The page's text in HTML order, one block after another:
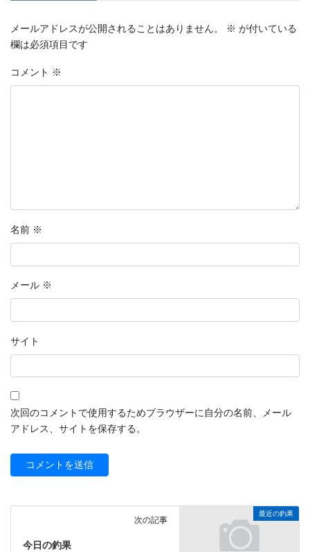
メールアドレスが公開されることはありません。 ※ が付いている
欄は必須項目です
コメント ※
名前 ※
メール ※
サイト
次回のコメントで使用するためブラウザーに自分の名前、メール
アドレス、サイトを保存する。
最近の釣果
次の記事
今日の釣果